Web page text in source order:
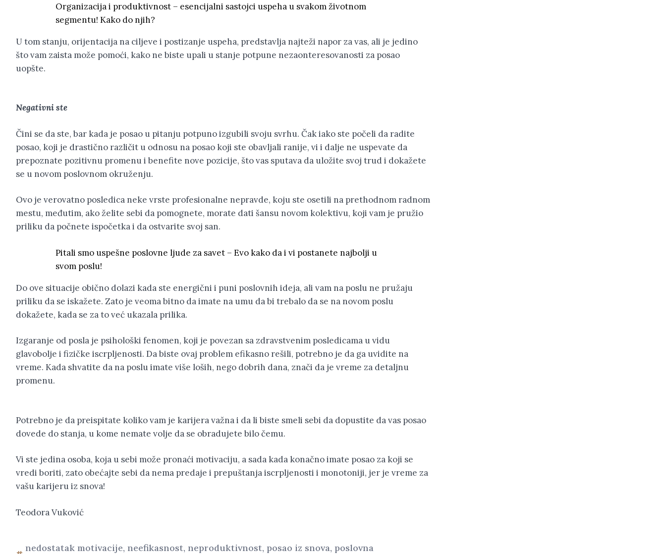
Organizacija i produktivnost – esencijalni sastojci uspeha u svakom životnom
segmentu! Kako do njih?
U tom stanju, orijentacija na ciljeve i postizanje uspeha, predstavlja najteži napor za vas, ali je jedino
što vam zaista može pomoći, kako ne biste upali u stanje potpune nezaonteresovanosti za posao
uopšte.
Negativni ste
Čini se da ste, bar kada je posao u pitanju potpuno izgubili svoju svrhu. Čak iako ste počeli da radite
posao, koji je drastično različit u odnosu na posao koji ste obavljali ranije, vi i dalje ne uspevate da
prepoznate pozitivnu promenu i benefite nove pozicije, što vas sputava da uložite svoj trud i dokažete
se u novom poslovnom okruženju.
Ovo je verovatno posledica neke vrste profesionalne nepravde, koju ste osetili na prethodnom radnom
mestu, međutim, ako želite sebi da pomognete, morate dati šansu novom kolektivu, koji vam je pružio
priliku da počnete ispočetka i da ostvarite svoj san.
Pitali smo uspešne poslovne ljude za savet – Evo kako da i vi postanete najbolji u
svom poslu!
Do ove situacije obično dolazi kada ste energični i puni poslovnih ideja, ali vam na poslu ne pružaju
priliku da se iskažete. Zato je veoma bitno da imate na umu da bi trebalo da se na novom poslu
dokažete, kada se za to već ukazala prilika.
Izgaranje od posla je psihološki fenomen, koji je povezan sa zdravstvenim posledicama u vidu
glavobolje i fizičke iscrpljenosti. Da biste ovaj problem efikasno rešili, potrebno je da ga uvidite na
vreme. Kada shvatite da na poslu imate više loših, nego dobrih dana, znači da je vreme za detaljnu
promenu.
Potrebno je da preispitate koliko vam je karijera važna i da li biste smeli sebi da dopustite da vas posao
dovede do stanja, u kome nemate volje da se obradujete bilo čemu.
Vi ste jedina osoba, koja u sebi može pronaći motivaciju, a sada kada konačno imate posao za koji se
vredi boriti, zato obećajte sebi da nema predaje i prepuštanja iscrpljenosti i monotoniji, jer je vreme za
vašu karijeru iz snova!
Teodora Vuković
nedostatak motivacije, neefikasnost, neproduktivnost, posao iz snova, poslovna